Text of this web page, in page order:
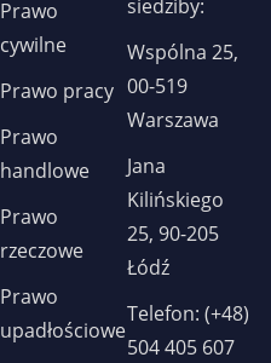
Prawo
cywilne
Prawo pracy
Prawo
handlowe
Prawo
rzeczowe
Prawo
upadłościowe
siedziby:
Wspólna 25,
00-519
Warszawa
Jana
Kilińskiego
25, 90-205
Łódź
Telefon: (+48)
504 405 607